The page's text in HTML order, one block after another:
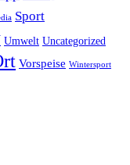
Sport
Umwelt Uncategorized
Vorspeise Wintersport